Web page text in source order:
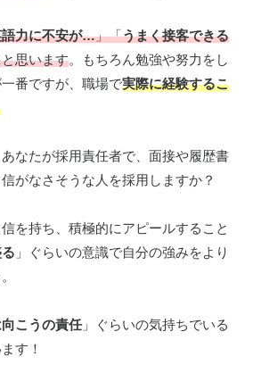
語力に不安が…」「うまく接客できる
思います。もちろん勉強や努力をし
番ですが、職場で実際に経験するこ
なたが採用責任者で、面接や履歴書
がなさそうな人を採用しますか？
を持ち、積極的にアピールすること
」ぐらいの意識で自分の強みをより
こうの責任 」ぐらいの気持ちでいる
す！